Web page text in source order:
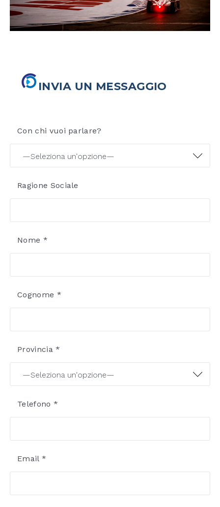
INVIA UN MESSAGGIO
Con chi vuoi parlare?
Ragione Sociale
Nome *
Cognome *
Provincia *
Telefono *
Email *